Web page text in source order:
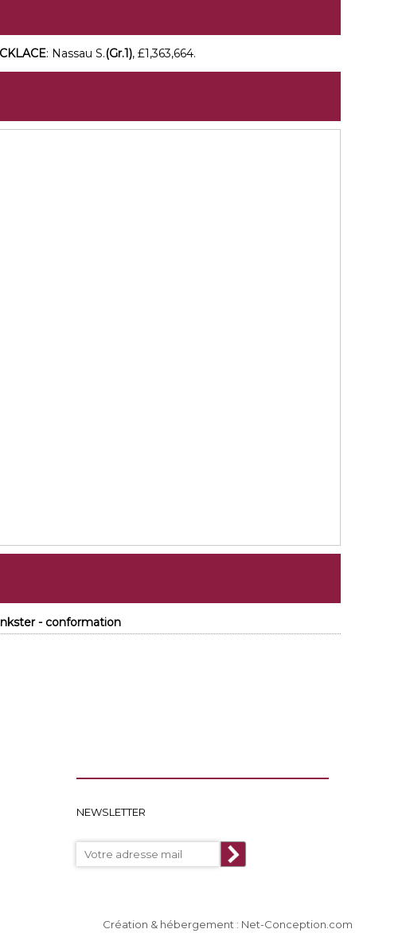
: Nassau S.(Gr.1), £1,363,664.
- conformation
NEWSLETTER
Création & hébergement : Net-Conception.com